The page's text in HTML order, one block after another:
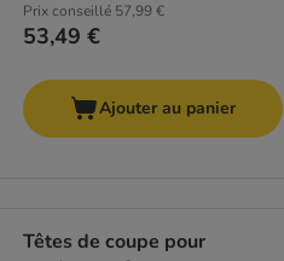
Prix conseillé 57,99 €
53,49 €
Ajouter au panier
Têtes de coupe pour